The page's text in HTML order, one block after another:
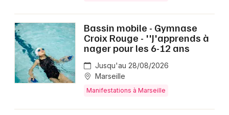
Bassin mobile - Gymnase
Croix Rouge - ''J'apprends à
nager pour les 6-12 ans
Jusqu'au 28/08/2026
Marseille
Manifestations à Marseille